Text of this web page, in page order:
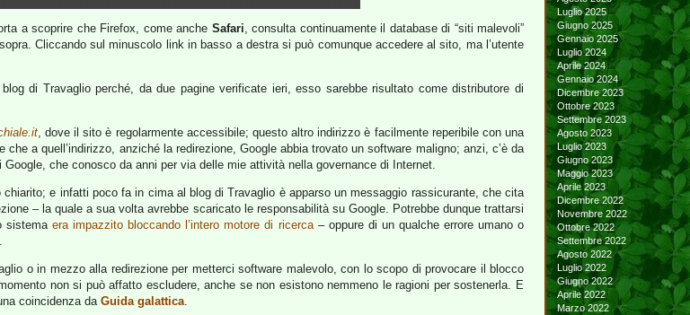
a scoprire che Firefox, come anche Safari, consulta continuamente il database di “siti malevoli”
Cliccando sul minuscolo link in basso a destra si può comunque accedere al sito, ma l’utente
di Travaglio perché, da due pagine verificate ieri, esso sarebbe risultato come distributore di
, dove il sito è regolarmente accessibile; questo altro indirizzo è facilmente reperibile con una
a quell’indirizzo, anziché la redirezione, Google abbia trovato un software maligno; anzi, c’è da
che conosco da anni per via delle mie attività nella governance di Internet.
e infatti poco fa in cima al blog di Travaglio è apparso un messaggio rassicurante, che cita
– la quale a sua volta avrebbe scaricato le responsabilità su Google. Potrebbe dunque trattarsi
sistemaera impazzito bloccando l’intero motore di ricerca– oppure di un qualche errore umano o
o in mezzo alla redirezione per metterci software malevolo, con lo scopo di provocare il blocco
non si può affatto escludere, anche se non esistono nemmeno le ragioni per sostenerla. E
coincidenza da Guida galattica.
Luglio 2025
Giugno 2025
Gennaio 2025
Luglio 2024
Aprile 2024
Gennaio 2024
Dicembre 2023
Ottobre 2023
Settembre 2023
Agosto 2023
Luglio 2023
Giugno 2023
Maggio 2023
Aprile 2023
Dicembre 2022
Novembre 2022
Ottobre 2022
Settembre 2022
Agosto 2022
Luglio 2022
Giugno 2022
Aprile 2022
Marzo 2022